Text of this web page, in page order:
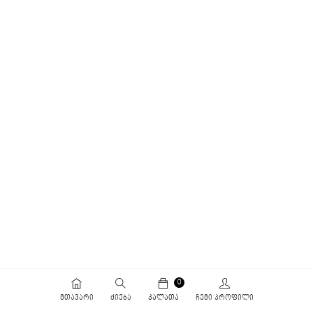
ᲛᲗᲐᲕᲐᲠᲘ ᲫᲘᲔᲑᲐ
0
ᲙᲐᲚᲐᲗᲐ
ᲩᲔᲛᲘ ᲞᲠᲝᲤᲘᲚᲘ